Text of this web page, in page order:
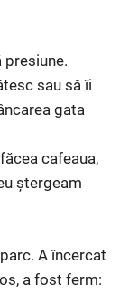
presiune.
sau să îi
gata
cafeaua,
ștergeam
A încercat
a fost ferm: